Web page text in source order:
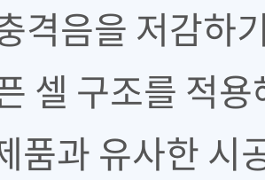
격음을 저감하
셀 구조를 적
품과 유사한 시